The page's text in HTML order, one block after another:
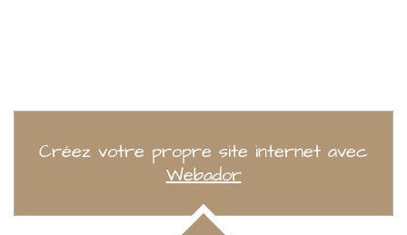
Créez votre propre site internet avec
Webador